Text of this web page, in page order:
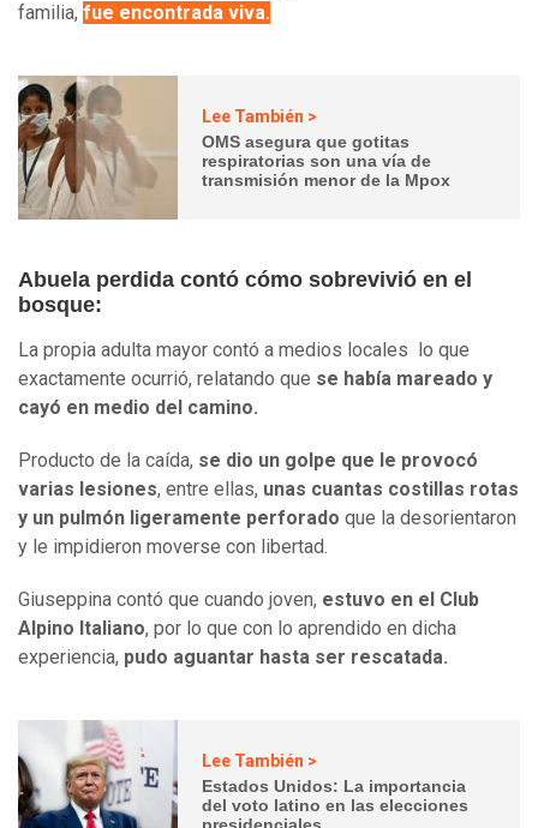
familia, fue encontrada viva.
Lee También >
OMS asegura que gotitas
respiratorias son una vía de
transmisión menor de la Mpox
Abuela perdida contó cómo sobrevivió en el
bosque:
La propia adulta mayor contó a medios locales lo que
exactamente ocurrió, relatando que se había mareado y
cayó en medio del camino.
Producto de la caída, se dio un golpe que le provocó
varias lesiones, entre ellas, unas cuantas costillas rotas
y un pulmón ligeramente perforado que la desorientaron
y le impidieron moverse con libertad.
Giuseppina contó que cuando joven, estuvo en el Club
Alpino Italiano, por lo que con lo aprendido en dicha
experiencia, pudo aguantar hasta ser rescatada.
Lee También >
Estados Unidos: La importancia
del voto latino en las elecciones